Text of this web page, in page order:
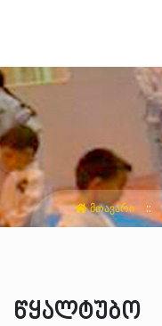
ᲛᲗᲐᲕᲐᲠᲘ
წყალტუბო